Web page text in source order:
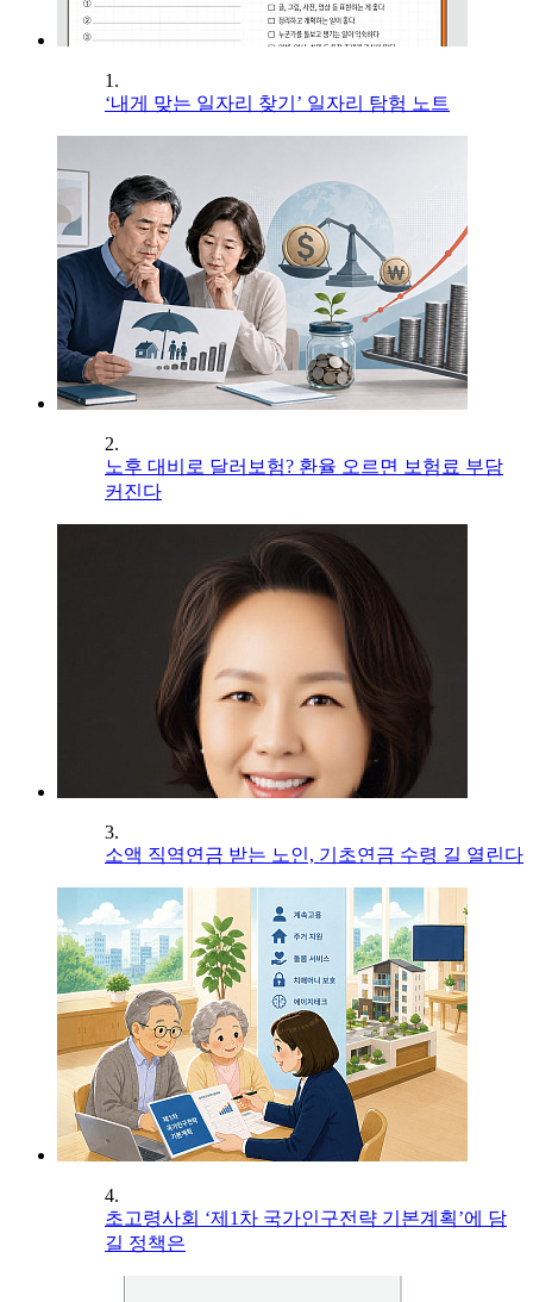
1.
‘내게 맞는 일자리 찾기’ 일자리 탐험 노트
2.
노후 대비로 달러보험? 환율 오르면 보험료 부담
커진다
3.
소액 직역연금 받는 노인, 기초연금 수령 길 열린다
4.
초고령사회 ‘제1차 국가인구전략 기본계획’에 담
길 정책은